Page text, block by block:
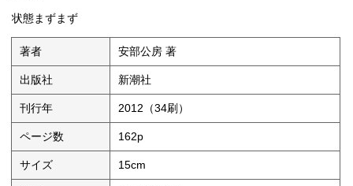
状態まずまず
著者 安部公房 著
出版社 新潮社
刊行年 2012（34刷）
ページ数 162p
サイズ 15cm